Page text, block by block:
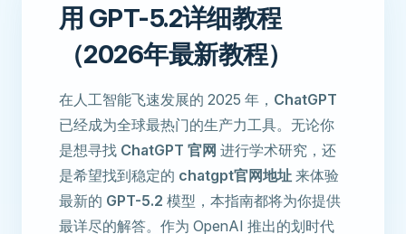
用 GPT-5.2详细教程
（2026年最新教程）
在人工智能飞速发展的 2025 年， ChatGPT
已经成为全球最热门的生产力工具。无论你
是想寻找 ChatGPT 官网 进行学术研究，还
是希望找到稳定的 chatgpt官网地址 来体验
最新的 GPT-5.2 模型，本指南都将为你提供
最详尽的解答。作为 OpenAI 推出的划时代